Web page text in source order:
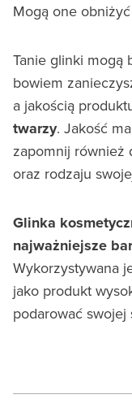
Mogą one
Tanie glinki mogą
bowiem
a jakością
twarzy. Jakość
zapomnij również
oraz rodzaju
Glinka
najważniejsze
Wykorzystywana
jako produkt
podarować